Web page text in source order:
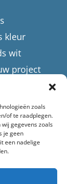
zoals
of te raadplegen.
gegevens zoals
je geen
een nadelige
kleur
wit
project